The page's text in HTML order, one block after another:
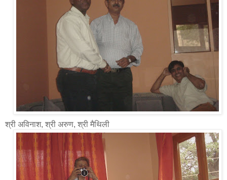
श्री अविनाश, श्री अरुण, श्री मैथिली